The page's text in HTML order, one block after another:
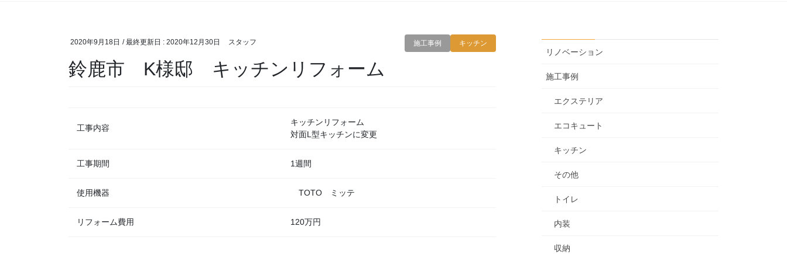
2020年9月18日 / 最終更新日 : 2020年12月30日 スタッフ キッチン
施工事例
鈴鹿市 K様邸 キッチンリフォーム
工事内容
キッチンリフォーム
対面L型キッチンに変更
工事期間 1週間
使用機器 TOTO ミッテ
リフォーム費用 120万円
リノベーション
施工事例
エクステリア
エコキュート
キッチン
その他
トイレ
内装
収納